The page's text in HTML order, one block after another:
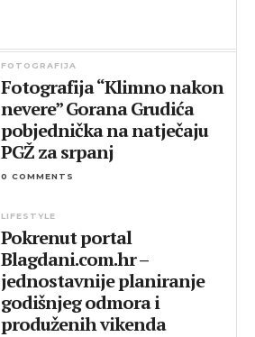
FOTOGRAFIJA
Fotografija “Klimno nakon
nevere” Gorana Grudića
pobjednička na natječaju
PGŽ za srpanj
0 COMMENTS
LIFESTYLE
Pokrenut portal
Blagdani.com.hr –
jednostavnije planiranje
godišnjeg odmora i
produženih vikenda